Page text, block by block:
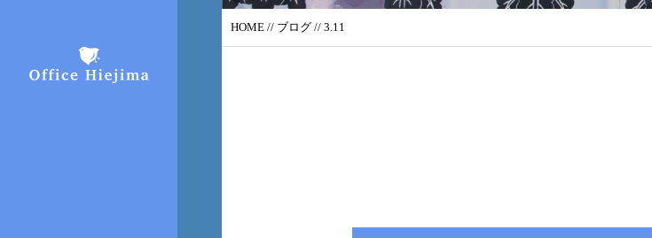
HOME // ブログ // 3.11